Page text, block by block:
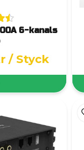
6-kanals
/ Styck